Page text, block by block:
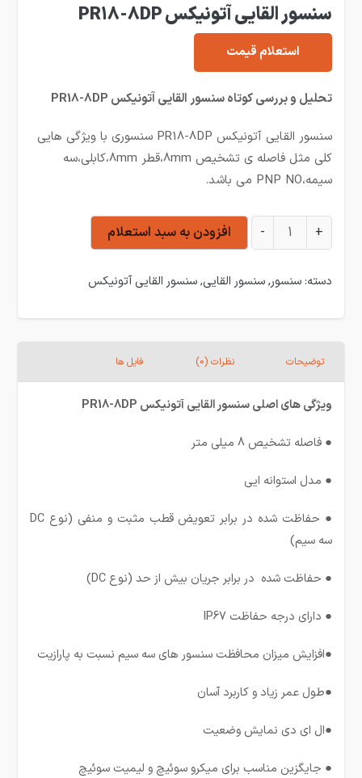
سنسور القایی آتونیکس PR18-8DP
استعلام قیمت
تحلیل و بررسی کوتاه سنسور القایی آتونیکس PR18-8DP
سنسور القایی آتونیکس PR18-8DP سنسوری با ویژگی هایی
کلی مثل فاصله ی تشخیص 8mm،قطر 8mm،کابلی،سه
سیمه،PNP NO می باشد.
سنسور القایی آتونیکس PR18-8DP عدد
+
- افزودن به سبد استعلام
دسته:سنسور,سنسور القایی,سنسور القایی آتونیکس
توضیحات نظرات (0) فایل ها
ویژگی های اصلی سنسور القایی آتونیکس PR18-8DP
● فاصله تشخیص 8 میلی متر
● مدل استوانه ایی
● حفاظت شده در برابر تعویض قطب مثبت و منفی (نوع DC
سه سیم)
● حفاظت شده در برابر جریان بیش از حد (نوع DC)
● دارای درجه حفاظت IP67
●افزایش میزان محافظت سنسور های سه سیم نسبت به پارازیت
●طول عمر زیاد و کاربرد آسان
●ال ای دی نمایش وضعیت
● جایگزین مناسب برای میکرو سوئیچ و لیمیت سوئیچ